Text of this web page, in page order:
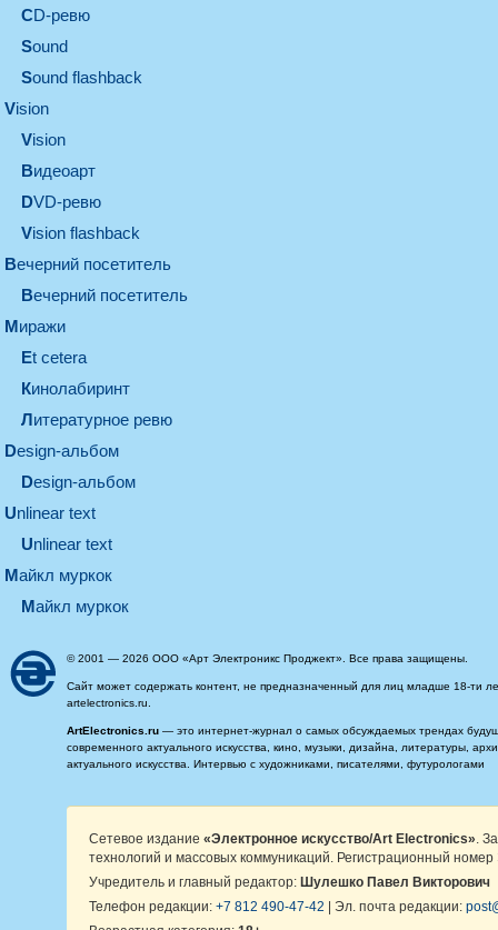
CD-ревю
sound
Sound flashback
vision
vision
видеоарт
DVD-ревю
Vision flashback
вечерний посетитель
вечерний посетитель
миражи
et cetera
кинолабиринт
литературное ревю
design-альбом
design-альбом
unlinear text
Unlinear text
майкл муркок
майкл муркок
© 2001 — 2026 ООО «Арт Электроникс Проджект». Все права защищены.
Сайт может содержать контент, не предназначенный для лиц младше 18-ти
artelectronics.ru.
ArtElectronics.ru — это интернет-журнал о самых обсуждаемых трендах
современного актуального искусства, кино, музыки, дизайна, литературы,
актуального искусства. Интервью с художниками, писателями, футурологами
Сетевое издание «Электронное искусство/Art Electronics» .
технологий и массовых коммуникаций. Регистрационный
Учредитель и главный редактор: Шулешко Павел Викторович
Телефон редакции: +7 812 490-47-42 | Эл. почта редакции: